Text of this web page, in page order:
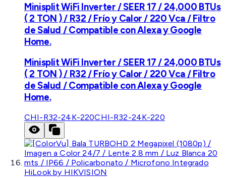
Minisplit WiFi Inverter / SEER 17 / 24,000 BTUs
( 2 TON ) / R32 / Frío y Calor / 220 Vca / Filtro
de Salud / Compatible con Alexa y Google
Home.
Minisplit WiFi Inverter / SEER 17 / 24,000 BTUs
( 2 TON ) / R32 / Frío y Calor / 220 Vca / Filtro
de Salud / Compatible con Alexa y Google
Home.
CHI-R32-24K-220CHI-R32-24K-220
HiLook by HIKVISION